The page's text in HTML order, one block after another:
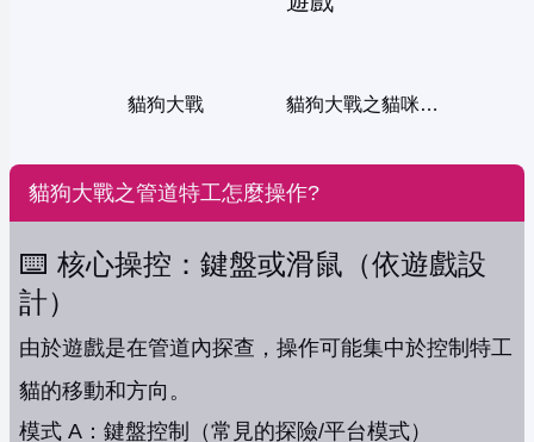
貓狗大戰 貓狗大戰之貓咪入侵
貓狗大戰之管道特工怎麼操作?
⌨️ 核心操控：鍵盤或滑鼠（依遊戲設
計）
由於遊戲是在管道內探查，操作可能集中於控制特工
貓的移動和方向。
模式 A：鍵盤控制（常見的探險/平台模式）